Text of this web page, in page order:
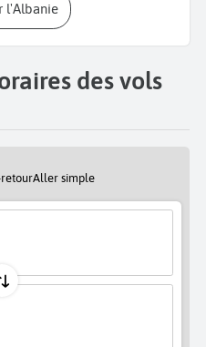
l'Albanie
des vols
Aller simple